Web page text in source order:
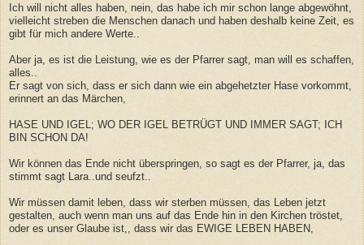
Ich will nicht alles haben, nein, das habe ich mir schon lange abgewöhnt,
vielleicht streben die Menschen danach und haben deshalb keine Zeit, es
gibt für mich andere Werte..
Aber ja, es ist die Leistung, wie es der Pfarrer sagt, man will es schaffen,
alles..
Er sagt von sich, dass er sich dann wie ein abgehetzter Hase vorkommt,
erinnert an das Märchen,
HASE UND IGEL; WO DER IGEL BETRÜGT UND IMMER SAGT; ICH
BIN SCHON DA!
Wir können das Ende nicht überspringen, so sagt es der Pfarrer, ja, das
stimmt sagt Lara..und seufzt..
Wir müssen damit leben, dass wir sterben müssen, das Leben jetzt
gestalten, auch wenn man uns auf das Ende hin in den Kirchen tröstet,
oder es unser Glaube ist,, dass wir das EWIGE LEBEN HABEN,